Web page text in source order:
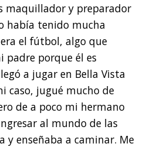
maquillador y preparador
había tenido mucha
el fútbol, algo que
padre porque él es
a jugar en Bella Vista
caso, jugué mucho de
de a poco mi hermano
al mundo de las
y enseñaba a caminar. Me